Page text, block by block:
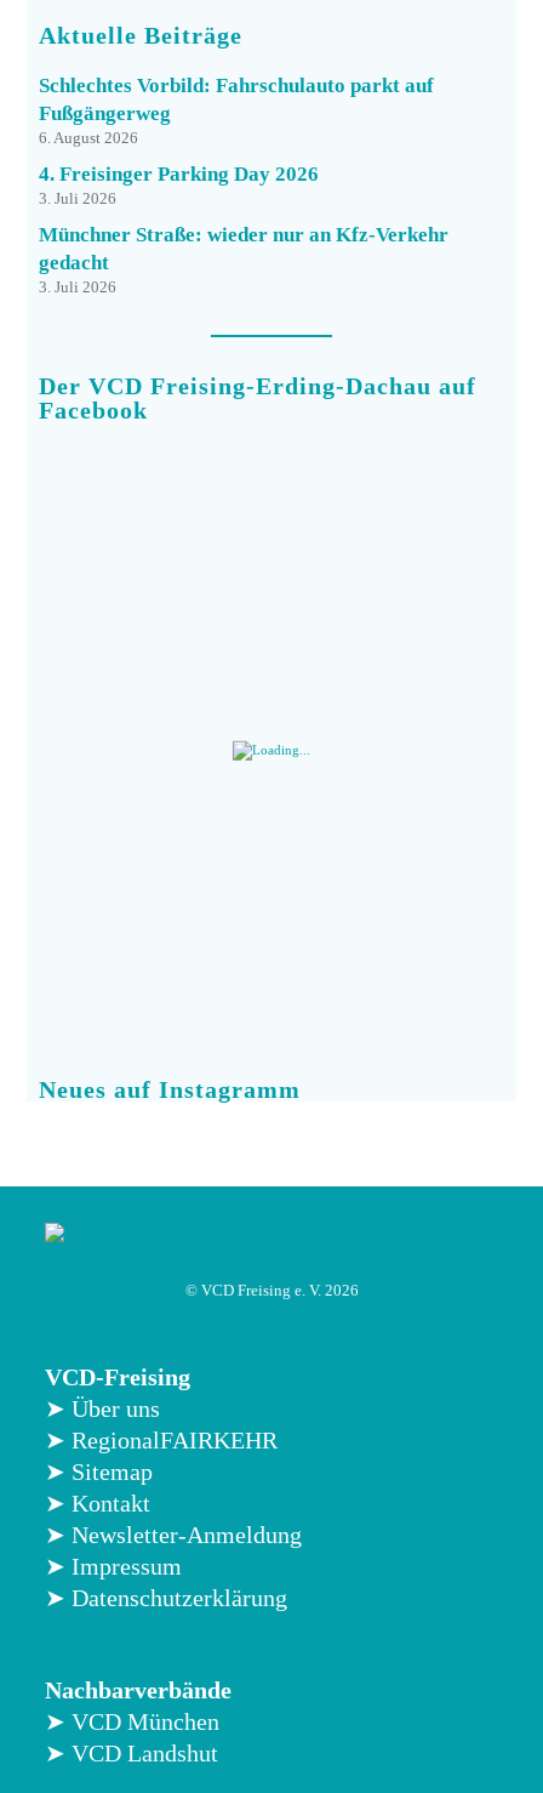
Aktuelle Beiträge
Schlechtes Vorbild: Fahrschulauto parkt auf
Fußgängerweg
6. August 2026
4. Freisinger Parking Day 2026
3. Juli 2026
Münchner Straße: wieder nur an Kfz-Verkehr
gedacht
3. Juli 2026
Der VCD Freising-Erding-Dachau auf
Facebook
Neues auf Instagramm
© VCD Freising e. V. 2026
VCD-Freising
➤ Über uns
➤ RegionalFAIRKEHR
➤ Sitemap
➤ Kontakt
➤ Newsletter-Anmeldung
➤ Impressum
➤ Datenschutzerklärung
Nachbarverbände
➤ VCD München
➤ VCD Landshut